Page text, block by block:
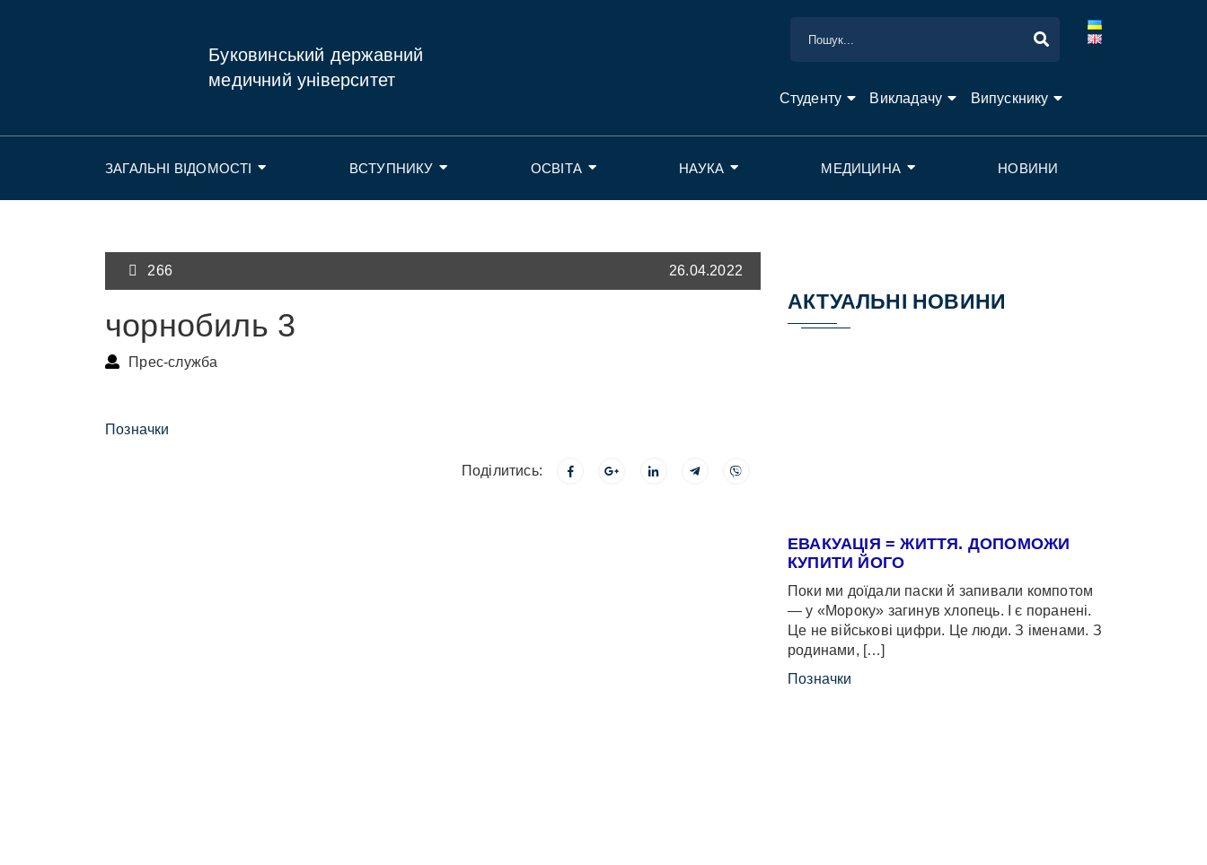
Буковинський державний
медичний університет
Студенту Викладачу Випускнику
ЗАГАЛЬНІ ВІДОМОСТІ ВСТУПНИКУ ОСВІТА НАУКА МЕДИЦИНА НОВИНИ
266 26.04.2022
чорнобиль 3
Прес-служба
Позначки
Поділитись:
АКТУАЛЬНІ НОВИНИ
ЕВАКУАЦІЯ = ЖИТТЯ. ДОПОМОЖИ
КУПИТИ ЙОГО
Поки ми доїдали паски й запивали компотом
— у «Мороку» загинув хлопець. І є поранені.
Це не військові цифри. Це люди. З іменами. З
родинами, […]
Позначки